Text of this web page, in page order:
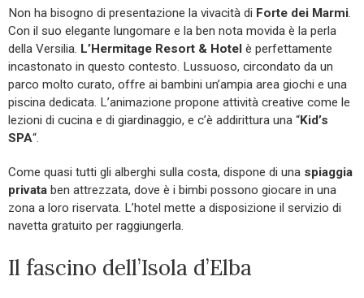
Non ha bisogno di presentazione la vivacità di Forte dei Marmi.
Con il suo elegante lungomare e la ben nota movida è la perla
della Versilia. L’Hermitage Resort & Hotel è perfettamente
incastonato in questo contesto. Lussuoso, circondato da un
parco molto curato, offre ai bambini un’ampia area giochi e una
piscina dedicata. L’animazione propone attività creative come le
lezioni di cucina e di giardinaggio, e c’è addirittura una “Kid’s
SPA“.
Come quasi tutti gli alberghi sulla costa, dispone di una spiaggia
privata ben attrezzata, dove è i bimbi possono giocare in una
zona a loro riservata. L’hotel mette a disposizione il servizio di
navetta gratuito per raggiungerla.
Il fascino dell’Isola d’Elba